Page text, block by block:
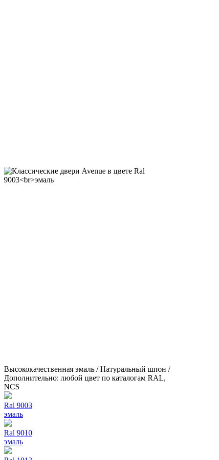
Высококачественная эмаль / Натуральный шпон /
Дополнительно: любой цвет по каталогам RAL,
NCS
Ral 9003
эмаль
Ral 9010
эмаль